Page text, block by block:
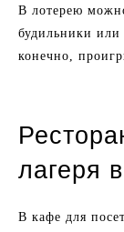
В лотерею
будильники
конечно,
лагеря
В кафе для